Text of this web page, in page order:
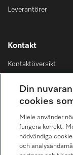
Leverantörer
Kontakt
Kontaktöversikt
08-562 29 800
Hitta
Din
cookies
Miele använder
fungera korrekt.
nödvändiga
och